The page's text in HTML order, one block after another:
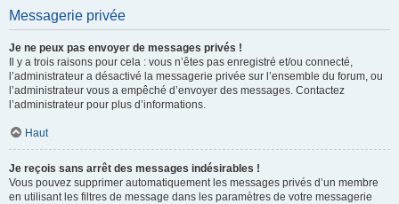
Messagerie privée
Je ne peux pas envoyer de messages privés !
Il y a trois raisons pour cela : vous n’êtes pas enregistré et/ou connecté,
l’administrateur a désactivé la messagerie privée sur l’ensemble du forum, ou
l’administrateur vous a empêché d’envoyer des messages. Contactez
l’administrateur pour plus d’informations.
Haut
Je reçois sans arrêt des messages indésirables !
Vous pouvez supprimer automatiquement les messages privés d’un membre
en utilisant les filtres de message dans les paramètres de votre messagerie